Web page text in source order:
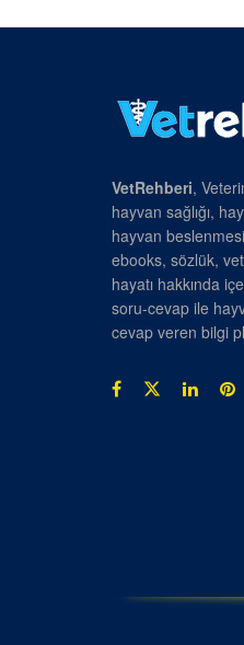
VetRehberi,
hayvan sağlığı,
hayvan
ebooks, sözlük,
hayatı hakkında
soru-cevap ile
cevap veren bilgi